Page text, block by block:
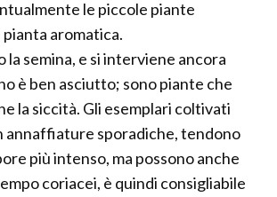
le piccole piante
aromatica.
la semina, e si interviene ancora
è ben asciutto; sono piante che
la siccità. Gli esemplari coltivati
annaffiature sporadiche, tendono
più intenso, ma possono anche
coriacei, è quindi consigliabile